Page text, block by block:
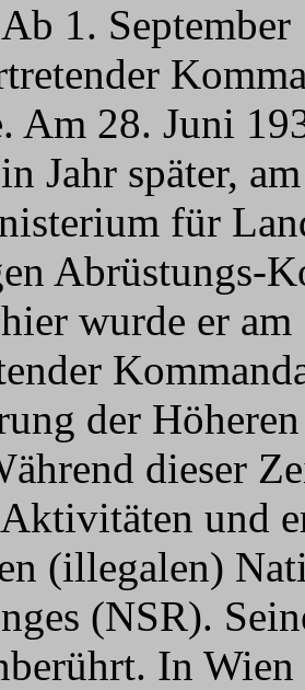
1.
Am 28. Juni
Jahr später,
für
Abrüstungs-
wurde er
der
dieser
und
(illegalen)
(NSR).
In